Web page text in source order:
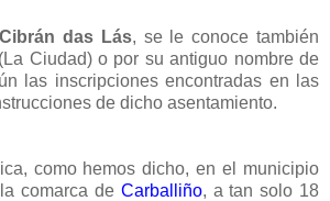
das Lás, se le conoce también
(La Ciudad) o por su antiguo nombre de
las inscripciones encontradas en las
de dicho asentamiento.
como hemos dicho, en el municipio
comarca de Carballiño, a tan solo 18